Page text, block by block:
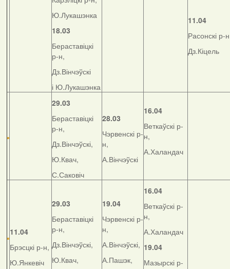
Ю.Лукашэнка
18.03
Бераставіцкі
р-н,
Дз.Вінчэўскі
і Ю.Лукашэнка
11.04
Расонскі р-
Дз.Кіцель
29.03
Бераставіцкі
р-н,
Дз.Вінчэўскі,
Ю.Квач,
С.Саковіч
28.03
Чэрвенскі р-
н,
А.Вінчэўскі
16.04
Веткаўскі р-
н,
А.Халандач
11.04
Брэсцкі р-н,
Ю.Янкевіч
29.03
Бераставіцкі
р-н,
Дз.Вінчэўскі,
Ю.Квач,
19.04
Чэрвенскі р-
н,
А.Вінчэўскі,
А.Пашэк,
16.04
Веткаўскі р-
н,
А.Халандач
19.04
Мазырскі р-